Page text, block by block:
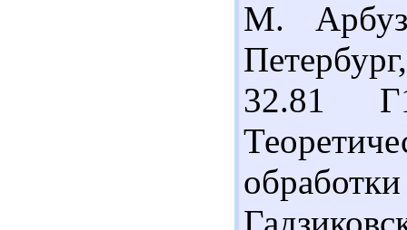
М.
32.81